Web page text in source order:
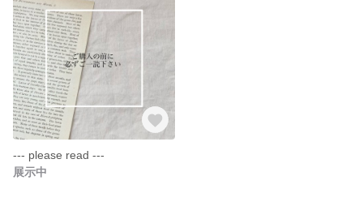
--- please read ---
展示中